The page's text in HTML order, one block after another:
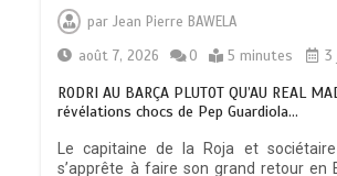
parJean Pierre BAWELA
août 7, 2026
0 5 minutes 3
RODRI AU BARÇA PLUTOT QU’AU REAL
révélations chocs de Pep Guardiola…
Le capitaine de la Roja et
s’apprête à faire son grand retour en